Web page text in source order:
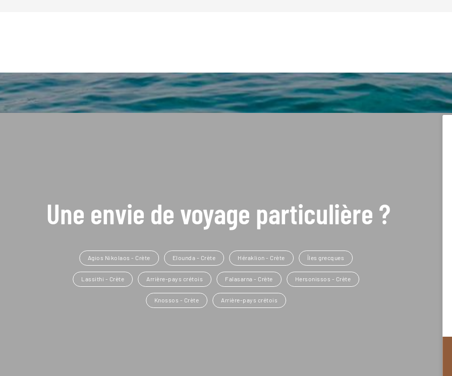
Une envie de voyage particulière ?
Agios Nikolaos - Crète Elounda - Crète Héraklion - Crète Îles grecques
Lassithi - Crète Arrière-pays crétois Falasarna - Crète Hersonissos - Crète
Knossos - Crète Arrière-pays crétois